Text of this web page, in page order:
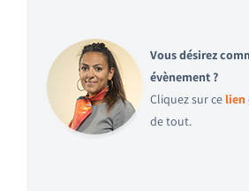
Vous désirez
évènement ?
Cliquez sur ce lien
de tout.